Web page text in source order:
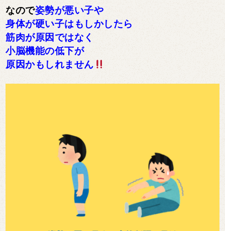
なので姿勢が悪い子や
身体が硬い子はもしかしたら
筋肉が原因ではなく
小脳機能の低下が
原因かもしれません